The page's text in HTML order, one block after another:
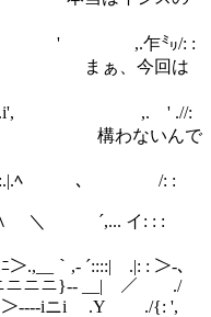
' ,.乍㍉/: :
、今回は
:.i', ,.ゞ' .//:
わないんで
:.|.ﾍ 、 /: :
´,... イ: : :
,- ´::::| .|: : ＞-､
ニ}-- __| ／ ./
iニi .Y ./{: ',